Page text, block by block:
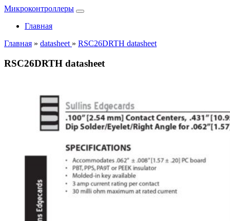
Микроконтроллеры
Главная
Главная » datasheet » RSC26DRTH datasheet
RSC26DRTH datasheet